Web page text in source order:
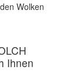
Wolken
Ihnen